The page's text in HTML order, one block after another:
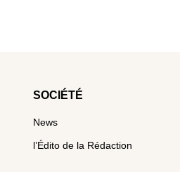
SOCIÉTÉ
News
l’Édito de la Rédaction